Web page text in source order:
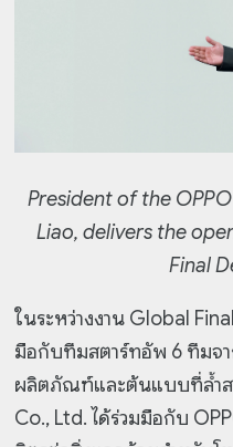
President of the
Liao, delivers the
Final
ในระหว่างงาน Global
มือกับทีมสตาร์ทอัพ 6 ทีมจ
ผลิตภัณฑ์และต้นแบบที่ล้ำ
Co., Ltd. ได้ร่วมมือกับ